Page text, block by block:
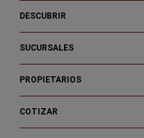
DESCUBRIR
SUCURSALES
PROPIETARIOS
COTIZAR